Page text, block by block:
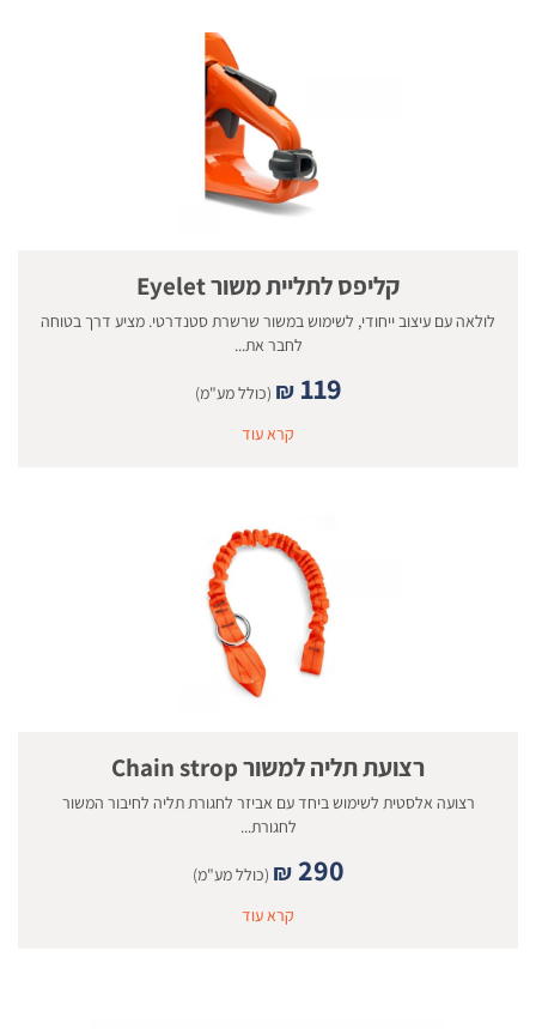
קליפס לתליית משור Eyelet
לולאה עם עיצוב ייחודי, לשימוש במשור שרשרת סטנדרטי. מציע דרך בטוחה
לחבר את...
₪ 119
(כולל מע"מ)
קרא עוד
רצועת תליה למשור Chain strop
רצועה אלסטית לשימוש ביחד עם אביזר לחגורת תליה לחיבור המשור
לחגורת...
₪ 290
(כולל מע"מ)
קרא עוד